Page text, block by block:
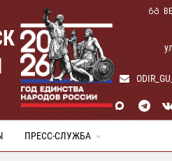
ПРЕСС-СЛУЖБА